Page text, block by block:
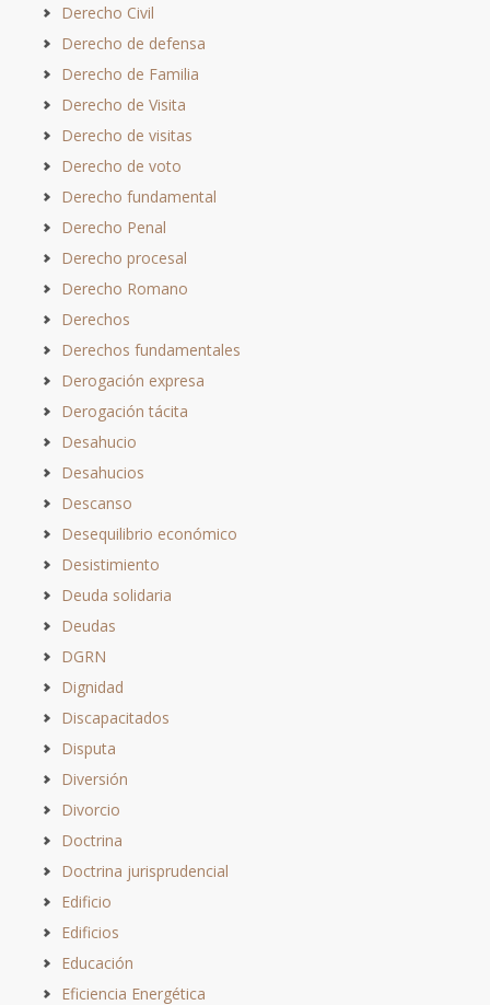
Derecho Civil
Derecho de defensa
Derecho de Familia
Derecho de Visita
Derecho de visitas
Derecho de voto
Derecho fundamental
Derecho Penal
Derecho procesal
Derecho Romano
Derechos
Derechos fundamentales
Derogación expresa
Derogación tácita
Desahucio
Desahucios
Descanso
Desequilibrio económico
Desistimiento
Deuda solidaria
Deudas
DGRN
Dignidad
Discapacitados
Disputa
Diversión
Divorcio
Doctrina
Doctrina jurisprudencial
Edificio
Edificios
Educación
Eficiencia Energética